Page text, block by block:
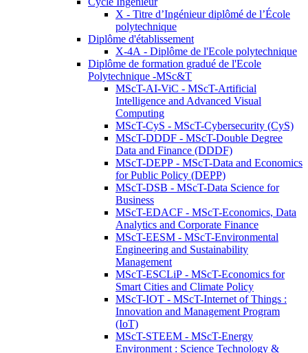
X - Titre d’Ingénieur diplômé de l’École
polytechnique
Diplôme d'établissement
X-4A - Diplôme de l'Ecole polytechnique
Diplôme de formation gradué de l'Ecole
Polytechnique -MSc&T
MScT-AI-ViC - MScT-Artificial
Intelligence and Advanced Visual
Computing
MScT-CyS - MScT-Cybersecurity (CyS)
MScT-DDDF - MScT-Double Degree
Data and Finance (DDDF)
MScT-DEPP - MScT-Data and Economics
for Public Policy (DEPP)
MScT-DSB - MScT-Data Science for
Business
MScT-EDACF - MScT-Economics, Data
Analytics and Corporate Finance
MScT-EESM - MScT-Environmental
Engineering and Sustainability
Management
MScT-ESCLiP - MScT-Economics for
Smart Cities and Climate Policy
MScT-IOT - MScT-Internet of Things :
Innovation and Management Program
(IoT)
MScT-STEEM - MScT-Energy
Environment : Science Technology &